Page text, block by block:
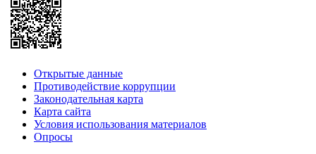
Открытые данные
Противодействие коррупции
Законодательная карта
Карта сайта
Условия использования материалов
Опросы